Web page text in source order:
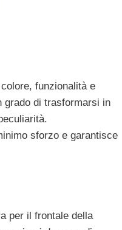
funzionalità e
grado di trasformarsi in
sforzo e garantisce
per il frontale della